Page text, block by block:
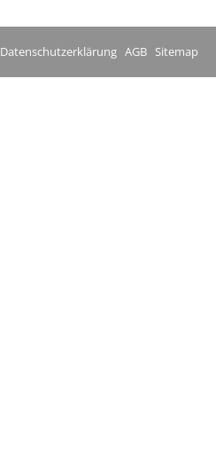
Datenschutzerklärung AGB Sitemap